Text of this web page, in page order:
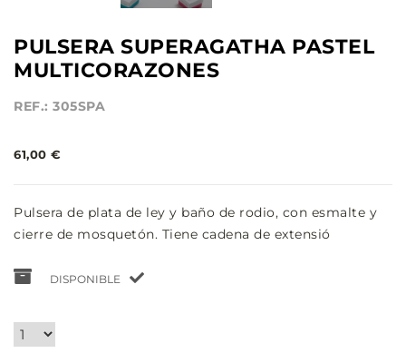
PULSERA SUPERAGATHA PASTEL
MULTICORAZONES
REF.: 305SPA
61,00 €
Pulsera de plata de ley y baño de rodio, con esmalte y
cierre de mosquetón. Tiene cadena de extensió
DISPONIBLE